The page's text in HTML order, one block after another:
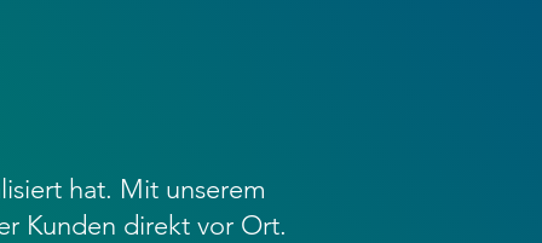
hat. Mit unserem
Kunden direkt vor Ort.